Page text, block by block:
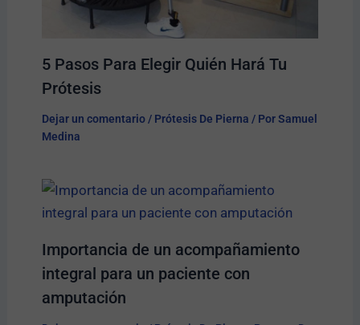
5 Pasos Para Elegir Quién Hará Tu
Prótesis​
Dejar un comentario / Prótesis De Pierna / PorSamuel
Medina
Importancia de un acompañamiento
integral para un paciente con
amputación